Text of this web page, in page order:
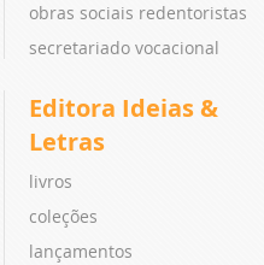
obras sociais redentoristas
secretariado vocacional
Editora Ideias &
Letras
livros
coleções
lançamentos